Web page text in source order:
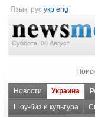
Язык: рус укр eng
Суббота, 08 Август
Новости Украина
Шоу-биз и культура